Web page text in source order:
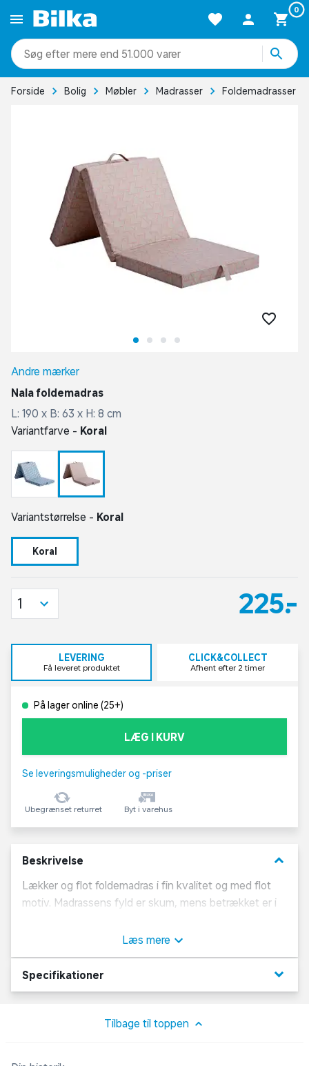
0
mere end 51.000 varer
Forside Bolig Møbler Madrasser Foldemadrasser
Andre mærker
Nala foldemadras
L: 190 x B: 63 x H: 8 cm
Variantfarve - Koral
Variantstørrelse - Koral
Koral
225,-
1
LEVERING
Få leveret produktet
CLICK&COLLECT
Afhent efter 2 timer
På lager online (25+)
LÆG I KURV
Se leveringsmuligheder og -priser
Ubegrænset returret Byt i varehus
Beskrivelse keyboard_arrow_down
Lækker og flot foldemadras i fin kvalitet og med flot
motiv. Madrassens fyld er skum, mens betrækket er i
i mange sammenhænge, eksempelvis kan
foldemadrassen anvendes som ekstra madras til
overnattende gæster eller som en enkel solseng på
terrassen om sommeren. Derudover er
børnene kan tumle og lave kolbøtter på madrassen.
Læs mere
Specifikationer keyboard_arrow_down
Tilbage til toppen